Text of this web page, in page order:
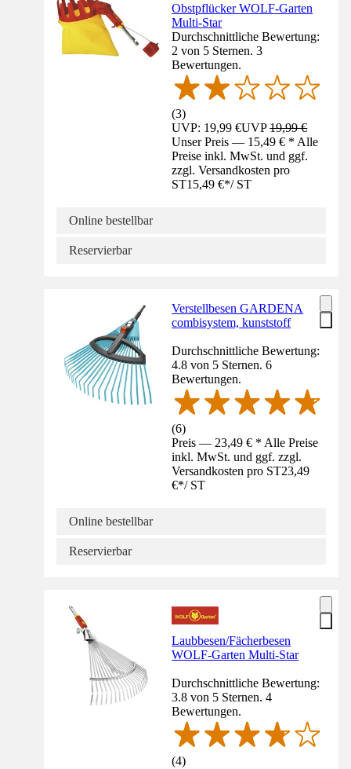
Obstpflücker WOLF-Garten
Multi-Star
Durchschnittliche Bewertung:
2 von 5 Sternen. 3
Bewertungen.
(3)
UVP: 19,99 €UVP19,99 €
Unser Preis — 15,49 € * Alle
Preise inkl. MwSt. und ggf.
zzgl. Versandkosten pro
ST15,49 €*/ ST
Online bestellbar
Reservierbar
Verstellbesen GARDENA
combisystem, kunststoff
Durchschnittliche Bewertung:
4.8 von 5 Sternen. 6
Bewertungen.
(6)
Preis — 23,49 € * Alle Preise
inkl. MwSt. und ggf. zzgl.
Versandkosten pro ST23,49
€*/ ST
Online bestellbar
Reservierbar
Laubbesen/Fächerbesen
WOLF-Garten Multi-Star
Durchschnittliche Bewertung:
3.8 von 5 Sternen. 4
Bewertungen.
(4)